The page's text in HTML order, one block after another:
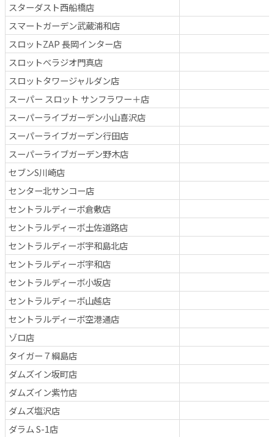
スターダスト西船橋店
スマートガーデン武蔵浦和店
スロットZAP 長岡インター店
スロットべラジオ門真店
スロットタワージャルダン店
スーパー スロット サンフラワー＋店
スーパーライブガーデン小山喜沢店
スーパーライブガーデン行田店
スーパーライブガーデン野木店
セブンS川崎店
センター北サンコー店
セントラルディーボ倉敷店
セントラルディーボ土佐道路店
セントラルディーボ宇和島北店
セントラルディーボ宇和店
セントラルディーボ小坂店
セントラルディーボ山越店
セントラルディーボ空港通店
ゾロ店
タイガー７綱島店
ダムズイン坂町店
ダムズイン紫竹店
ダムズ塩沢店
ダラム S-1店